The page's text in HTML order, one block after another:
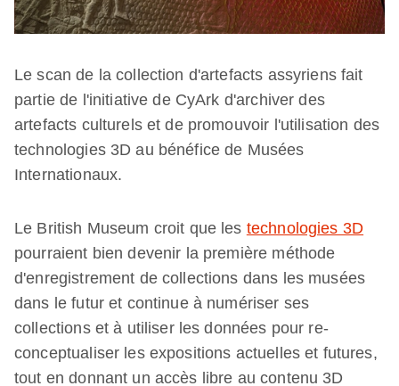
Le scan de la collection d'artefacts assyriens fait
partie de l'initiative de CyArk d'archiver des
artefacts culturels et de promouvoir l'utilisation des
technologies 3D au bénéfice de Musées
Internationaux.
Le British Museum croit que les technologies 3D
pourraient bien devenir la première méthode
d'enregistrement de collections dans les musées
dans le futur et continue à numériser ses
collections et à utiliser les données pour re-
conceptualiser les expositions actuelles et futures,
tout en donnant un accès libre au contenu 3D